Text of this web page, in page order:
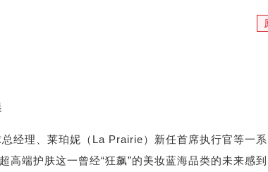
经理、莱珀妮（La Prairie）新任首席执行官等一系
端护肤这一曾经“狂飙”的美妆蓝海品类的未来感到